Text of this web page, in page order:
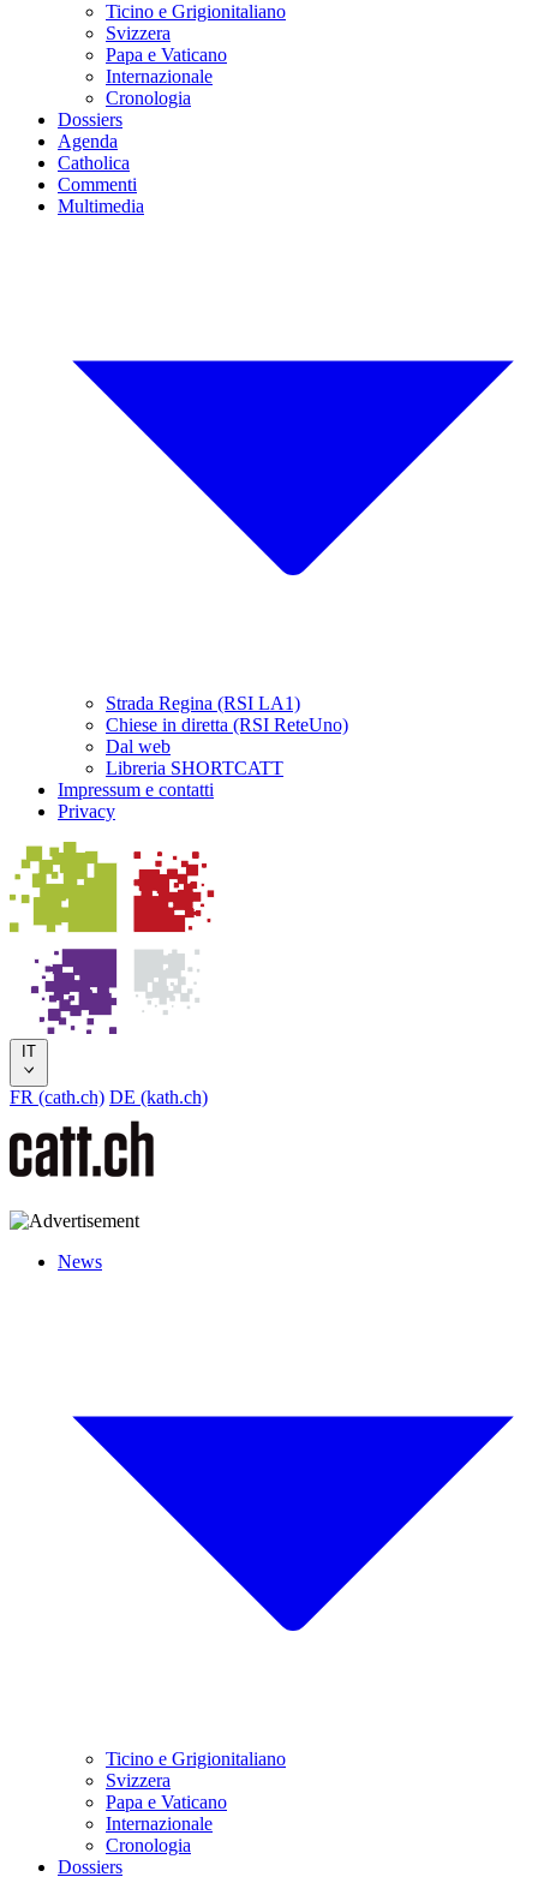
Ticino e Grigionitaliano
Svizzera
Papa e Vaticano
Internazionale
Cronologia
Dossiers
Agenda
Catholica
Commenti
Multimedia
Strada Regina (RSI LA1)
Chiese in diretta (RSI ReteUno)
Dal web
Libreria SHORTCATT
Impressum e contatti
Privacy
IT
FR (cath.ch) DE (kath.ch)
News
Ticino e Grigionitaliano
Svizzera
Papa e Vaticano
Internazionale
Cronologia
Dossiers